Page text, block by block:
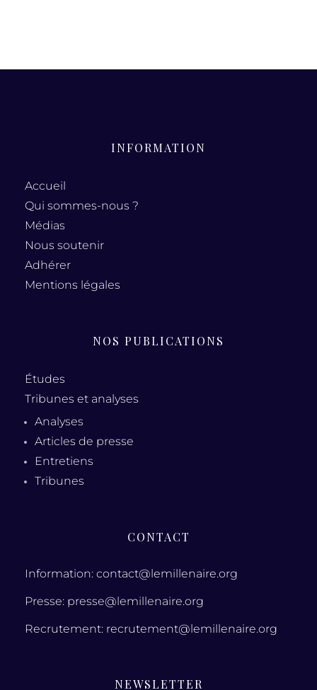
INFORMATION
Accueil
Qui sommes-nous ?
Médias
Nous soutenir
Adhérer
Mentions légales
NOS PUBLICATIONS
Études
Tribunes et analyses
Analyses
Articles de presse
Entretiens
Tribunes
CONTACT
Information: contact@lemillenaire.org
Presse: presse@lemillenaire.org
Recrutement: recrutement@lemillenaire.org
NEWSLETTER